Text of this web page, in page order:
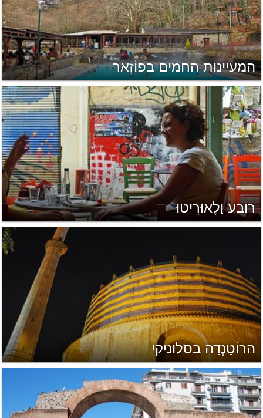
המעיינות החמים בפּוֹזָאר
רובע וַלָאוּרִיטוּ
הרוֹטַנְדַה בסלוניקי